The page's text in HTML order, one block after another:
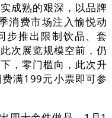
成熟的艰深，以品牌
消费市场注入愉悦动
步推出限制饮品、套
次展览规模空前，仍
，零门槛向，此次升
满199元小票即可参